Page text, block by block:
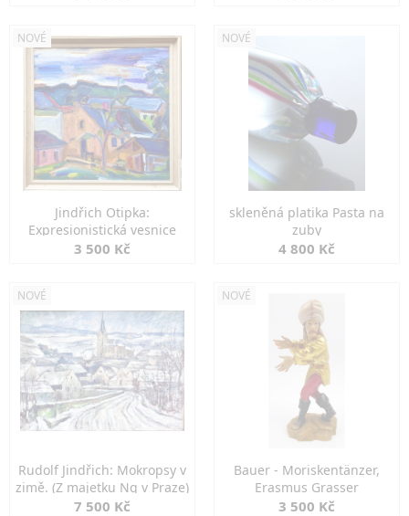
NOVÉ
Jindřich Otipka:
Expresionistická vesnice
3 500 Kč
NOVÉ
skleněná platika Pasta na
zuby
4 800 Kč
NOVÉ
Rudolf Jindřich: Mokropsy v
zimě. (Z majetku Ng v Praze)
7 500 Kč
NOVÉ
Bauer - Moriskentänzer,
Erasmus Grasser
3 500 Kč